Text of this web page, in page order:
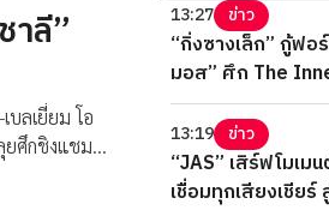
าลี”
บลเยี่ยม โอ
ยศึกชิงแชมป์
13:27 ข่าว
“กิ่งซางเล็ก” กู้ฟอ
มอส” ศึก The
13:19 ข่าว
“JAS” เสิร์ฟโมเม
เชื่อมทุกเสียงเชีย